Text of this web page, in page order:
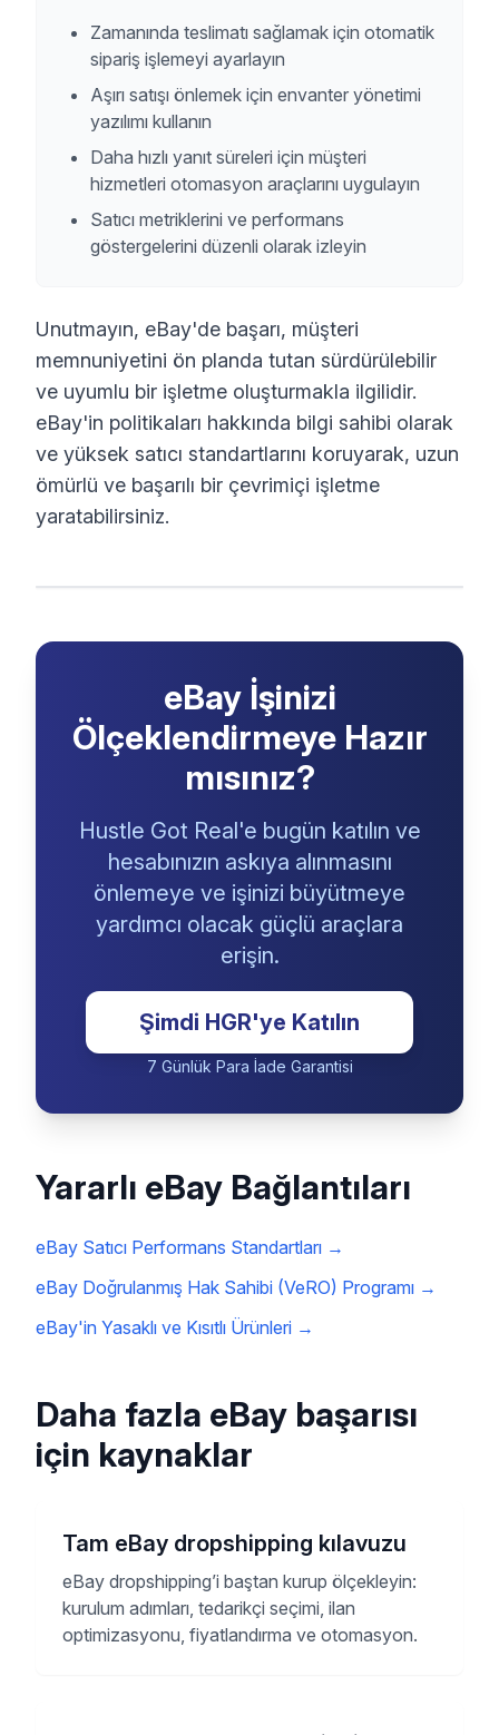
Zamanında teslimatı sağlamak için otomatik
sipariş işlemeyi ayarlayın
Aşırı satışı önlemek için envanter yönetimi
yazılımı kullanın
Daha hızlı yanıt süreleri için müşteri
hizmetleri otomasyon araçlarını uygulayın
Satıcı metriklerini ve performans
göstergelerini düzenli olarak izleyin
Unutmayın, eBay'de başarı, müşteri
memnuniyetini ön planda tutan sürdürülebilir
ve uyumlu bir işletme oluşturmakla ilgilidir.
eBay'in politikaları hakkında bilgi sahibi olarak
ve yüksek satıcı standartlarını koruyarak, uzun
ömürlü ve başarılı bir çevrimiçi işletme
yaratabilirsiniz.
eBay İşinizi
Ölçeklendirmeye Hazır
mısınız?
Hustle Got Real'e bugün katılın ve
erişin.
Şimdi HGR'ye Katılın
7 Günlük Para İade Garantisi
Yararlı eBay Bağlantıları
Daha fazla eBay başarısı